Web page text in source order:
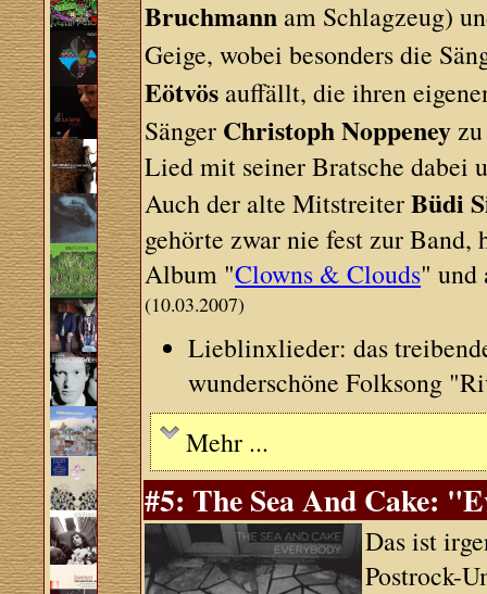
Bruchmann am Schlagzeug)
Geige, wobei besonders die
Eötvös auffällt, die ihren
Sänger Christoph Noppeney
Lied mit seiner Bratsche dabei
Auch der alte MitstreiterBüdi
gehörte zwar nie fest zur Band,
Album "Clowns & Clouds" und
(10.03.2007)
Lieblinxlieder: das
wunderschöne Folksong
Mehr ...
#5: The Sea And Cake:
Das ist
Postrock-